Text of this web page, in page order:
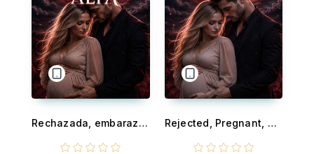
Rechazada, embarazada y reclamada por mi alfa. - Un romance paranormal oscuro Rejected, Pregnant, and Claimed by My Alpha - A Dark Paranormal Romance